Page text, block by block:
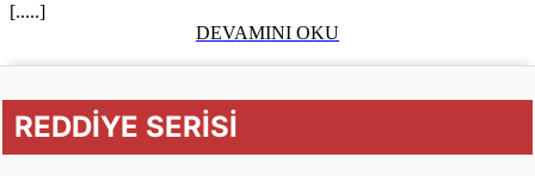
[.....]
DEVAMINI OKU
REDDİYE SERİSİ